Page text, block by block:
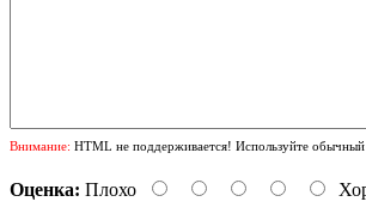
Внимание: HTML не поддерживается! Используйте обычный
Оценка: Плохо